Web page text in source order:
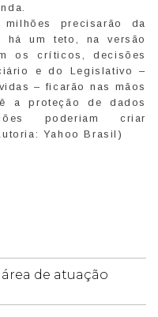
precisarão da
um teto, na versão
os críticos, decisões
e do Legislativo –
– ficarão nas mãos
a proteção de dados
poderiam criar
Yahoo Brasil)
de atuação